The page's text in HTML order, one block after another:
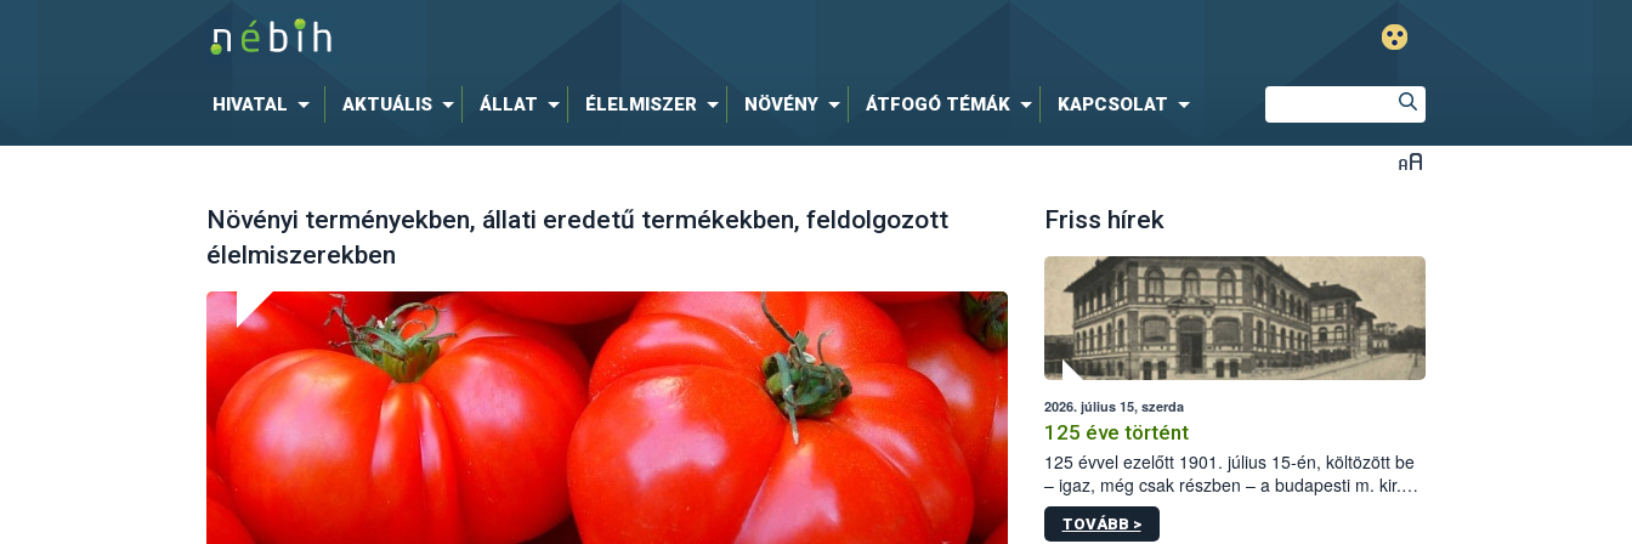
HIVATAL AKTUÁLIS ÁLLAT ÉLELMISZER NÖVÉNY ÁTFOGÓ TÉMÁK KAPCSOLAT
Növényi terményekben, állati eredetű termékekben, feldolgozott
élelmiszerekben
Friss hírek
2026. július 15, szerda
125 éve történt
125 évvel ezelőtt 1901. július 15-én, költözött be
– igaz, még csak részben – a budapesti m. kir.
állami vetőmagvizsgáló állomás a Kis Rókus utca
15. szám alatti, Czigler Győző által tervezett új
TOVÁBB >